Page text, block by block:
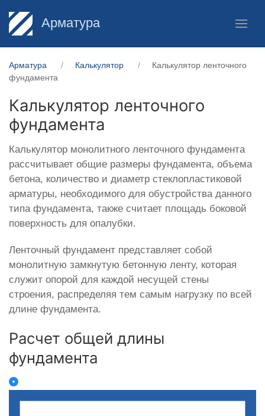
Арматура
Арматура Калькулятор
Калькулятор ленточного
фундамента
Калькулятор ленточного
фундамента
Калькулятор монолитного ленточного фундамента
рассчитывает общие размеры фундамента, объема
бетона, количество и диаметр стеклопластиковой
арматуры, необходимого для обустройства данного
типа фундамента, также считает площадь боковой
поверхность для опалубки.
Ленточный фундамент представляет собой
монолитную замкнутую бетонную ленту, которая
служит опорой для каждой несущей стены
строения, распределяя тем самым нагрузку по всей
длине фундамента.
Расчет общей длины
фундамента